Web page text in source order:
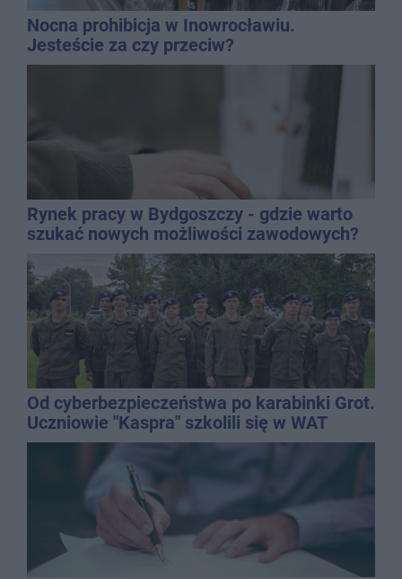
Nocna prohibicja w Inowrocławiu.
Jesteście za czy przeciw?
Rynek pracy w Bydgoszczy - gdzie warto
szukać nowych możliwości zawodowych?
Od cyberbezpieczeństwa po karabinki Grot.
Uczniowie "Kaspra" szkolili się w WAT